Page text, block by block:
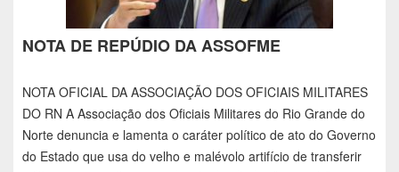
NOTA DE REPÚDIO DA ASSOFME
NOTA OFICIAL DA ASSOCIAÇÃO DOS OFICIAIS MILITARES
DO RN A Associação dos Oficiais Militares do Rio Grande do
Norte denuncia e lamenta o caráter político de ato do Governo
do Estado que usa do velho e malévolo artifício de transferir